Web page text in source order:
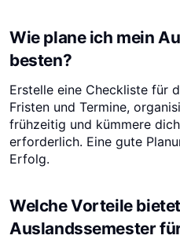
Wie plane ich mein
besten?
Erstelle eine Checkliste für
Fristen und Termine,
frühzeitig und kümmere
erforderlich. Eine gute
Erfolg.
Welche Vorteile
Auslandssemester